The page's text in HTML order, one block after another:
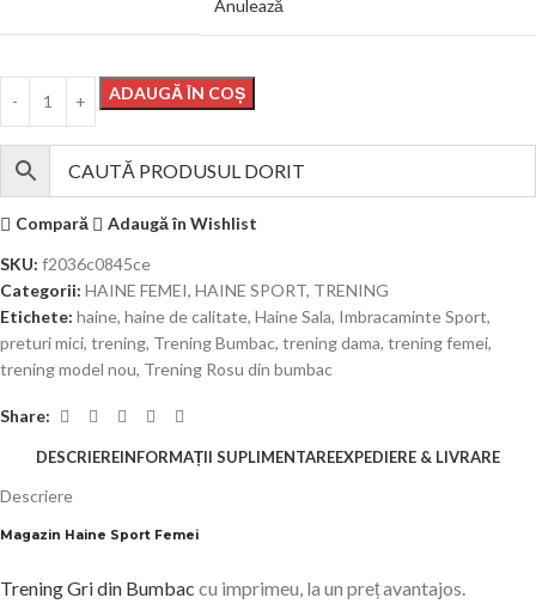
Anulează
ADAUGĂ ÎN COȘ
Compară
Adaugă în Wishlist
SKU: f2036c0845ce
Categorii: HAINE FEMEI, HAINE SPORT, TRENING
Etichete: haine, haine de calitate, Haine Sala, Imbracaminte Sport,
preturi mici, trening, Trening Bumbac, trening dama, trening femei,
trening model nou, Trening Rosu din bumbac
Share:
DESCRIEREINFORMAȚII SUPLIMENTAREEXPEDIERE & LIVRARE
Descriere
Magazin Haine Sport Femei
Trening Gri din Bumbac cu imprimeu, la un preț avantajos.